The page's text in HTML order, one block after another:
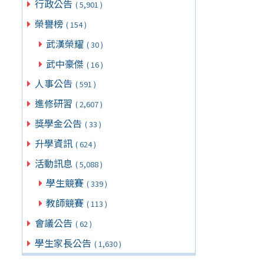
行政公告 ( 5,901 )
榮譽榜 ( 154 )
武漢榮耀 ( 30 )
武中豪傑 ( 16 )
人事公告 ( 591 )
進修研習 ( 2,607 )
獎學金公告 ( 33 )
升學資訊 ( 624 )
活動訊息 ( 5,088 )
學生競賽 ( 339 )
教師競賽 ( 113 )
會議公告 ( 62 )
學生家長公告 ( 1,630 )